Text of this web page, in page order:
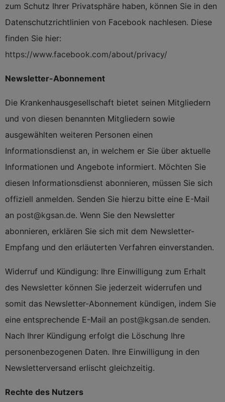
zum Schutz Ihrer Privatsphäre haben, können Sie in den
Datenschutzrichtlinien von Facebook nachlesen. Diese
finden Sie hier:
https://www.facebook.com/about/privacy/
Newsletter-Abonnement
Die Krankenhausgesellschaft bietet seinen Mitgliedern
und von diesen benannten Mitgliedern sowie
ausgewählten weiteren Personen einen
Informationsdienst an, in welchem er Sie über aktuelle
Informationen und Angebote informiert. Möchten Sie
diesen Informationsdienst abonnieren, müssen Sie sich
offiziell anmelden. Senden Sie hierzu bitte eine E-Mail
an post@kgsan.de. Wenn Sie den Newsletter
abonnieren, erklären Sie sich mit dem Newsletter-
Empfang und den erläuterten Verfahren einverstanden.
Widerruf und Kündigung: Ihre Einwilligung zum Erhalt
des Newsletter können Sie jederzeit widerrufen und
somit das Newsletter-Abonnement kündigen, indem Sie
eine entsprechende E-Mail an post@kgsan.de senden.
Nach Ihrer Kündigung erfolgt die Löschung Ihre
personenbezogenen Daten. Ihre Einwilligung in den
Newsletterversand erlischt gleichzeitig.
Rechte des Nutzers